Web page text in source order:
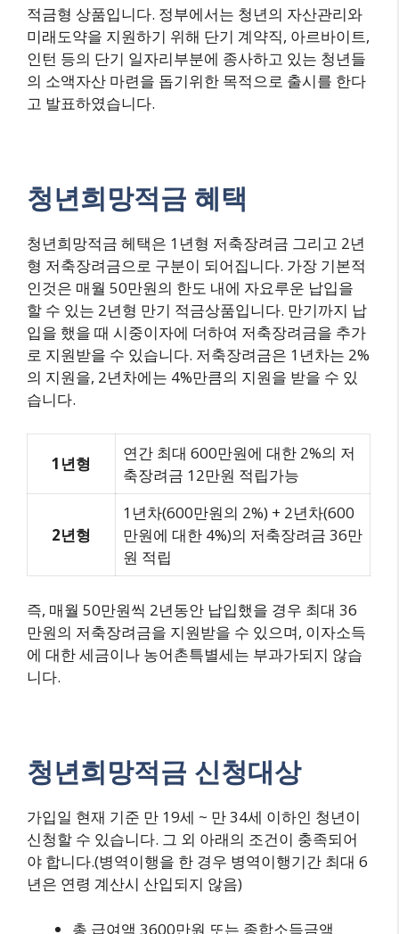
적금형 상품입니다. 정부에서는 청년의 자산관리와
미래도약을 지원하기 위해 단기 계약직, 아르바이트,
인턴 등의 단기 일자리부분에 종사하고 있는 청년들
의 소액자산 마련을 돕기위한 목적으로 출시를 한다
고 발표하였습니다.
청년희망적금 혜택
청년희망적금 헤택은 1년형 저축장려금 그리고 2년
형 저축장려금으로 구분이 되어집니다. 가장 기본적
인것은 매월 50만원의 한도 내에 자요루운 납입을
할 수 있는 2년형 만기 적금상품입니다. 만기까지 납
입을 했을 때 시중이자에 더하여 저축장려금을 추가
로 지원받을 수 있습니다. 저축장려금은 1년차는 2%
의 지원을, 2년차에는 4%만큼의 지원을 받을 수 있
습니다.
1년형
연간 최대 600만원에 대한 2%의 저
축장려금 12만원 적립가능
2년형
1년차(600만원의 2%) + 2년차(600
만원에 대한 4%)의 저축장려금 36만
원 적립
즉, 매월 50만원씩 2년동안 납입했을 경우 최대 36
만원의 저축장려금을 지원받을 수 있으며, 이자소득
에 대한 세금이나 농어촌특별세는 부과가되지 않습
니다.
청년희망적금 신청대상
가입일 현재 기준 만 19세 ~ 만 34세 이하인 청년이
신청할 수 있습니다. 그 외 아래의 조건이 충족되어
야 합니다.(병역이행을 한 경우 병역이행기간 최대 6
년은 연령 계산시 산입되지 않음)
총 급여액 3600만원 또는 종합소득금액